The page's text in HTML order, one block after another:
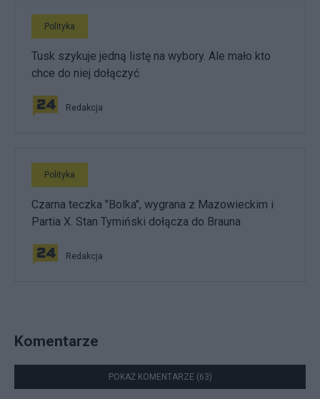
Polityka
Tusk szykuje jedną listę na wybory. Ale mało kto
chce do niej dołączyć
Redakcja
Polityka
Czarna teczka "Bolka", wygrana z Mazowieckim i
Partia X. Stan Tymiński dołącza do Brauna
Redakcja
Komentarze
POKAŻ KOMENTARZE (63)